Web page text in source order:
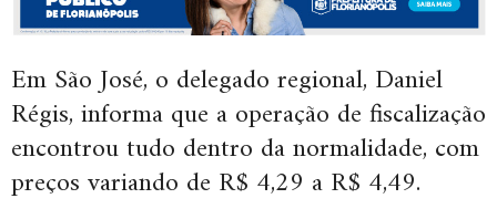
Em São José, o delegado regional, Daniel
Régis, informa que a operação de fiscalização
encontrou tudo dentro da normalidade, com
preços variando de R$ 4,29 a R$ 4,49.